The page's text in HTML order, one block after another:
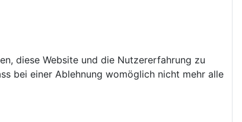
diese Website und die Nutzererfahrung zu
bei einer Ablehnung womöglich nicht mehr alle